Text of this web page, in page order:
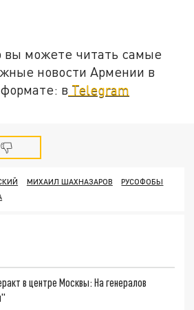
вы можете читать самые
новости Армении в
в Telegram
МИХАИЛ ШАХНАЗАРОВ
РУСОФОБЫ
в центре Москвы: На генералов